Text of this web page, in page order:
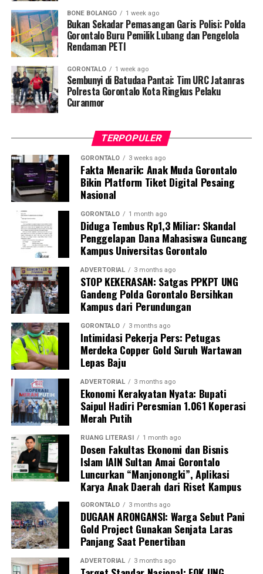
Gorontalo guna memperketat pengawasan internal
terhadap perilaku ASN dan PPPK.
“Sesuai perintah harian Bapak Wali Kota, razia
penegakan disiplin ini akan kami gelar secara rutin dan
acak. Setiap pegawai, baik ASN maupun PPPK, yang
kedapatan berkeliaran di luar instansi saat jam kerja
tanpa melampirkan surat izin tertulis, akan langsung
kami amankan dan tertibkan ke Mako Satpol PP Kota
Gorontalo,” tegas Marwan Saleh.
Marwan berharap, shock therapy melalui razia berkala
ini mampu menumbuhkan kesadaran kolektif para
aparatur agar menghormati regulasi jam kerja, serta
tidak meninggalkan kewajiban pelayanan publik demi
kepentingan pribadi.
Terkait mekanisme penindakan, Marwan menjelaskan
bahwa para oknum yang terjaring razia tidak langsung
dijatuhi sanksi disiplin berat. Mereka terlebih dahulu
digiring ke posko untuk menjalani proses administrasi
yustisial, meliputi pembuatan Berita Acara Pemeriksaan
(BAP) lisan serta penandatanganan surat pernyataan
bermeterai untuk tidak mengulangi perbuatan tersebut.
Sebagai langkah lanjutan, draf data klinis identitas para
pegawai yang terjaring akan segera diteruskan secara
resmi ke instansi atau Organisasi Perangkat Daerah
(OPD) asal mereka sebagai bahan evaluasi dan
pembinaan internal oleh kepala dinas.
“Seluruh hasil pendataan orisinal ini akan kami kirimkan
ke instansi masing-masing hari ini juga. Selain itu, draf
laporan ini kami tembuskan langsung kepada Bapak Wali
Kota Gorontalo melalui Sekretaris Daerah sebagai
bentuk pertanggungjawaban konkret hasil razia,”
pungkas Marwan.
Melalui skema pengawasan berlapis dan berkala ini,
Pemerintah Kota Gorontalo memproyeksikan adanya
BONE BOLANGO 1 week ago
Bukan Sekadar Pemasangan Garis Polisi: Polda
Gorontalo Buru Pemilik Lubang dan Pengelola
Rendaman PETI
GORONTALO 1 week ago
Sembunyi di Batudaa Pantai: Tim URC Jatanras
Polresta Gorontalo Kota Ringkus Pelaku
Curanmor
TERPOPULER
GORONTALO 3 weeks ago
Fakta Menarik: Anak Muda Gorontalo
Bikin Platform Tiket Digital Pesaing
Nasional
GORONTALO 1 month ago
Diduga Tembus Rp1,3 Miliar: Skandal
Penggelapan Dana Mahasiswa Guncang
Kampus Universitas Gorontalo
ADVERTORIAL 3 months ago
STOP KEKERASAN: Satgas PPKPT UNG
Gandeng Polda Gorontalo Bersihkan
Kampus dari Perundungan
GORONTALO 3 months ago
Intimidasi Pekerja Pers: Petugas
Merdeka Copper Gold Suruh Wartawan
Lepas Baju
ADVERTORIAL 3 months ago
Ekonomi Kerakyatan Nyata: Bupati
Saipul Hadiri Peresmian 1.061 Koperasi
Merah Putih
RUANG LITERASI 1 month ago
Dosen Fakultas Ekonomi dan Bisnis
Islam IAIN Sultan Amai Gorontalo
Luncurkan “Manjonongki”, Aplikasi
Karya Anak Daerah dari Riset Kampus
GORONTALO 3 months ago
DUGAAN ARONGANSI: Warga Sebut Pani
Gold Project Gunakan Senjata Laras
Panjang Saat Penertiban
ADVERTORIAL 3 months ago